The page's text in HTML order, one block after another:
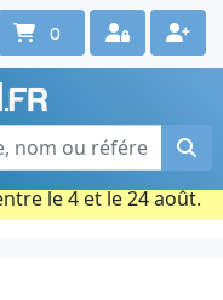
?
92 17 71
08h à 18h
prises par carte
le 4 et le 24 août.
0